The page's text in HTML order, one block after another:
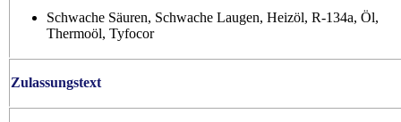
Schwache Säuren, Schwache Laugen, Heizöl, R-134a, Öl,
Thermoöl, Tyfocor
Zulassungstext